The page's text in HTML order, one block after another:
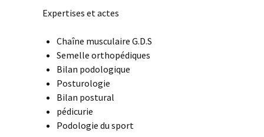
Expertises et actes
Chaîne musculaire G.D.S
Semelle orthopédiques
Bilan podologique
Posturologie
Bilan postural
pédicurie
Podologie du sport